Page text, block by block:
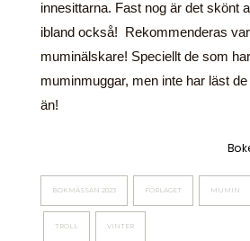
innesittarna. Fast nog är det skönt
ibland också! Rekommenderas
muminälskare! Speciellt de som
muminmuggar, men inte har läst
än!
BOKMÄSSAN 2023 FÖRLAGET MUMIN
TROLL VINTER